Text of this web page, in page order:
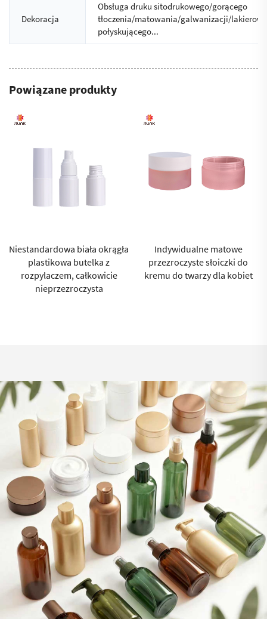
Dekoracja
Obsługa druku sitodrukowego/gorącego
tłoczenia/matowania/galwanizacji/
połyskującego...
Powiązane produkty
Indywidualne matowe
przezroczyste słoiczki do
kremu do twarzy dla kobiet
Brązowa butelka z PET o
pojemności 200 ml do
kosmetyków i pielęgnacji